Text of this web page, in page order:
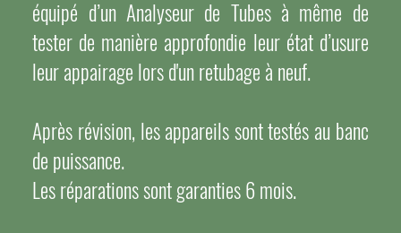
équipé d’un Analyseur de Tubes à même de
tester de manière approfondie leur état d’usure
leur appairage lors d'un retubage à neuf.
Après révision, les appareils sont testés au banc
de puissance.
Les réparations sont garanties 6 mois.